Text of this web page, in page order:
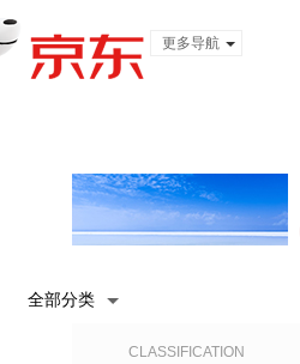
更多导航
全部分类
CLASSIFICATION